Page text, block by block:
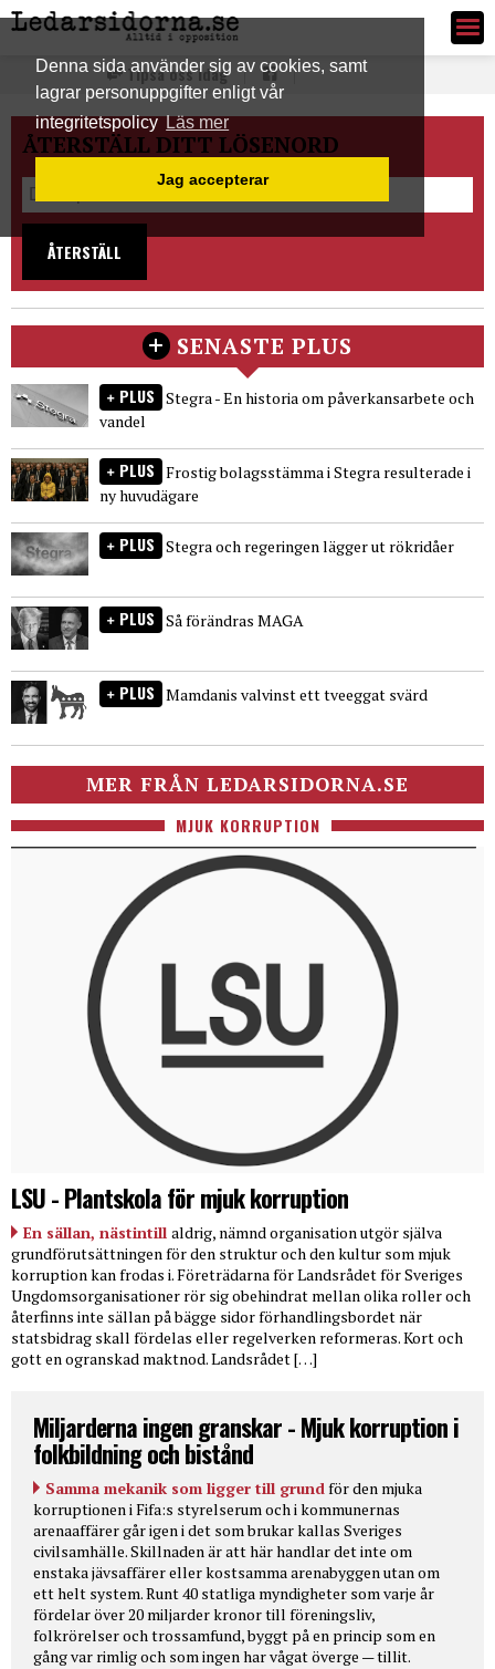
Denna sida använder sig av cookies, samt
lagrar personuppgifter enligt vår
integritetspolicyLäs mer
Jag accepterar
Ledarsidorna.se
Tipsa oss idag
ÅTERSTÄLL DITT LÖSENORD
ÅTERSTÄLL
SENASTE PLUS
PLUS Stegra - En historia om påverkansarbete och
vandel
PLUS Frostig bolagsstämma i Stegra resulterade i
ny huvudägare
PLUS Stegra och regeringen lägger ut rökridåer
PLUS Så förändras MAGA
PLUS Mamdanis valvinst ett tveeggat svärd
MER FRÅN LEDARSIDORNA.SE
MJUK KORRUPTION
LSU - Plantskola för mjuk korruption
En sällan, nästintill aldrig, nämnd organisation utgör själva
grundförutsättningen för den struktur och den kultur som mjuk
korruption kan frodas i. Företrädarna för Landsrådet för Sveriges
Ungdomsorganisationer rör sig obehindrat mellan olika roller och
återfinns inte sällan på bägge sidor förhandlingsbordet när
statsbidrag skall fördelas eller regelverken reformeras. Kort och
gott en ogranskad maktnod. Landsrådet […]
Miljarderna ingen granskar - Mjuk korruption i
folkbildning och bistånd
Samma mekanik som ligger till grundför den mjuka
korruptionen i Fifa:s styrelserum och i kommunernas
arenaaffärer går igen i det som brukar kallas Sveriges
civilsamhälle. Skillnaden är att här handlar det inte om
enstaka jävsaffärer eller kostsamma arenabyggen utan om
ett helt system. Runt 40 statliga myndigheter som varje år
fördelar över 20 miljarder kronor till föreningsliv,
folkrörelser och trossamfund, byggt på en princip som en
gång var rimlig och som ingen har vågat överge — tillit.